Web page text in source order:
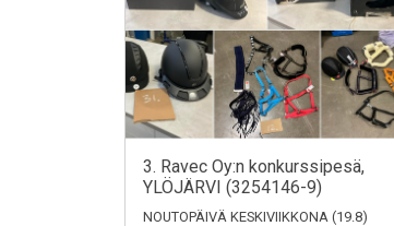
3. Ravec Oy:n konkurssipesä,
YLÖJÄRVI (3254146-9)
NOUTOPÄIVÄ KESKIVIIKKONA (19.8)